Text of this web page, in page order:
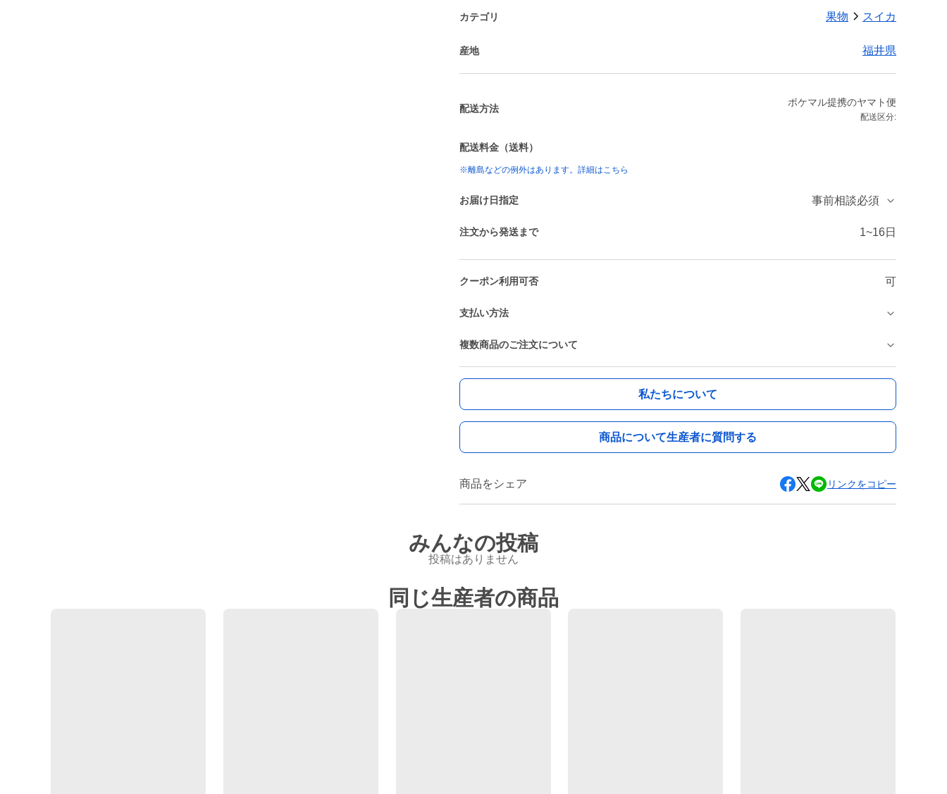
カテゴリ 果物 スイカ
産地 福井県
配送方法
ポケマル提携のヤマト便
配送区分:
配送料金（送料）
※離島などの例外はあります。詳細はこちら
お届け日指定 事前相談必須
注文から発送まで 1~16日
クーポン利用可否 可
支払い方法
複数商品のご注文について
私たちについて
商品について生産者に質問する
商品をシェア リンクをコピー
みんなの投稿
投稿はありません
同じ生産者の商品